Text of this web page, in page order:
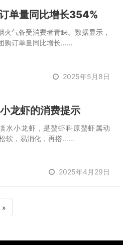
单量同比增长354%
火气备受消费者青睐。数据显示，
购订单量同比增长……
2025年5月8日
龙虾的消费提示
水小龙虾，是螯虾科原螯虾属动
软，易消化，再搭……
2025年4月29日
»